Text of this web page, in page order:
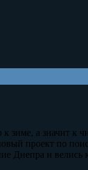
а значит к
проект по
Днепра и